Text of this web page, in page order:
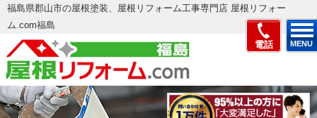
福島県郡山市の屋根塗装、屋根リフォーム工事専門店 屋根リフォー
ム.com福島
電話
MENU